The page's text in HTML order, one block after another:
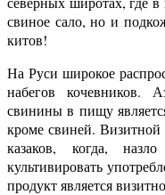
свиное сало, но и
китов!
На Руси широкое
набегов кочевников.
свинины в пищу
кроме свиней. Визитной
казаков, когда,
культивировать
продукт является